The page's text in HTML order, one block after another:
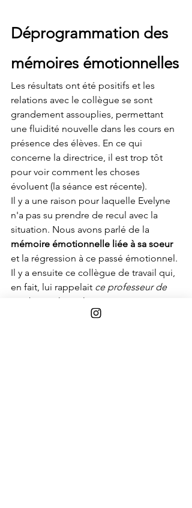
Déprogrammation des
mémoires émotionnelles
Les résultats ont été positifs et les
relations avec le collègue se sont
grandement assouplies, permettant
une fluidité nouvelle dans les cours en
présence des élèves. En ce qui
concerne la directrice, il est trop tôt
pour voir comment les choses
évoluent (la séance est récente).
Il y a une raison pour laquelle Evelyne
n'a pas su prendre de recul avec la
situation. Nous avons parlé de la
mémoire émotionnelle liée à sa soeur
et la régression à ce passé émotionnel.
Il y a ensuite ce collègue de travail qui,
en fait, lui rappelait ce professeur de
math avec lequel sortait sa soeur
mémoire émotionnelle-là était